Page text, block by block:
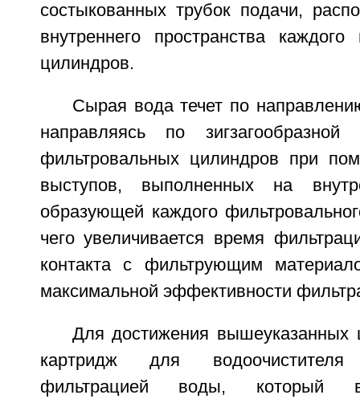
состыкованных трубок подачи,
внутреннего пространства
цилиндров.
Сырая вода течет по
направляясь по зигзагообразной
фильтровальных цилиндров при
выступов, выполненных на
образующей каждого
чего увеличивается время
контакта с фильтрующим
максимальной эффективности
Для достижения вышеуказанных
картридж для
фильтрацией воды, который